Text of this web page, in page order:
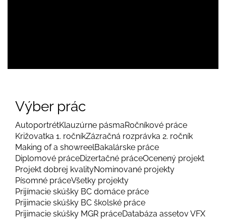
Výber prác
AutoportrétKlauzúrne pásmaRočníkové práce
Križovatka 1. ročníkZázračná rozprávka 2. ročník
Making of a showreelBakalárske práce
Diplomové práceDizertačné práceOcenený projekt
Projekt dobrej kvalityNominované projekty
Písomné práceVšetky projekty
Prijímacie skúšky BC domáce práce
Prijimacie skúšky BC školské práce
Prijimacie skúšky MGR práceDatabáza assetov VFX